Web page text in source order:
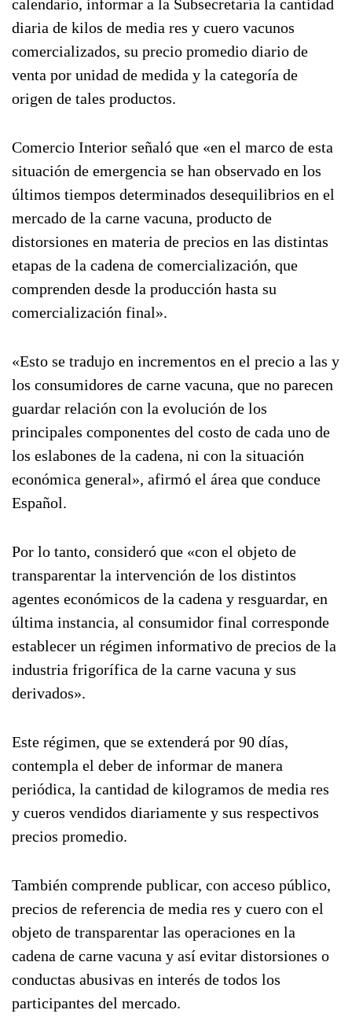
calendario, informar a la Subsecretaría la cantidad
diaria de kilos de media res y cuero vacunos
comercializados, su precio promedio diario de
venta por unidad de medida y la categoría de
origen de tales productos.
Comercio Interior señaló que «en el marco de esta
situación de emergencia se han observado en los
últimos tiempos determinados desequilibrios en el
mercado de la carne vacuna, producto de
distorsiones en materia de precios en las distintas
etapas de la cadena de comercialización, que
comprenden desde la producción hasta su
comercialización final».
«Esto se tradujo en incrementos en el precio a las y
los consumidores de carne vacuna, que no parecen
guardar relación con la evolución de los
principales componentes del costo de cada uno de
los eslabones de la cadena, ni con la situación
económica general», afirmó el área que conduce
Español.
Por lo tanto, consideró que «con el objeto de
transparentar la intervención de los distintos
agentes económicos de la cadena y resguardar, en
última instancia, al consumidor final corresponde
establecer un régimen informativo de precios de la
industria frigorífica de la carne vacuna y sus
derivados».
Este régimen, que se extenderá por 90 días,
contempla el deber de informar de manera
periódica, la cantidad de kilogramos de media res
y cueros vendidos diariamente y sus respectivos
precios promedio.
También comprende publicar, con acceso público,
precios de referencia de media res y cuero con el
objeto de transparentar las operaciones en la
cadena de carne vacuna y así evitar distorsiones o
conductas abusivas en interés de todos los
participantes del mercado.